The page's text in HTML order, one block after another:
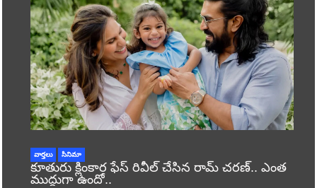
వార్తలు సినిమా
కూతురు క్లింకార ఫేస్ రివీల్ చేసిన రామ్ చరణ్.. ఎంత
ముద్దుగా ఉందో..